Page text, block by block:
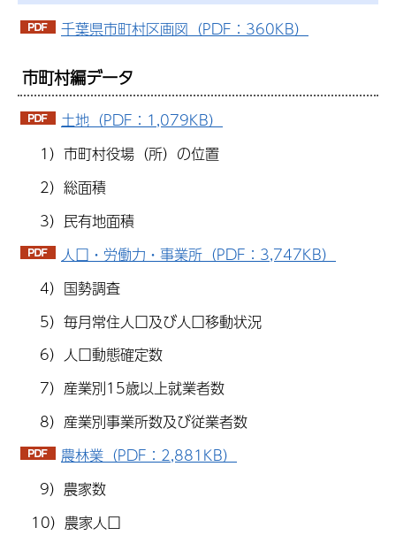
千葉県市町村区画図（PDF：360KB）
市町村編データ
土地（PDF：1,079KB）
1）市町村役場（所）の位置
2）総面積
3）民有地面積
人口・労働力・事業所（PDF：3,747KB）
4）国勢調査
5）毎月常住人口及び人口移動状況
6）人口動態確定数
7）産業別15歳以上就業者数
8）産業別事業所数及び従業者数
農林業（PDF：2,881KB）
9）農家数
10）農家人口